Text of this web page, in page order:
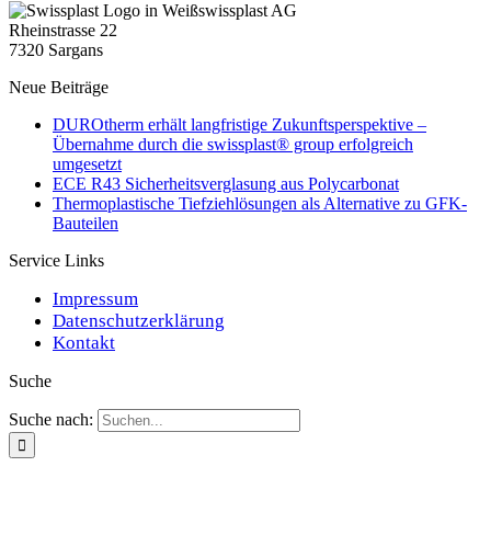
swissplast AG
Rheinstrasse 22
7320 Sargans
Neue Beiträge
DUROtherm erhält langfristige Zukunftsperspektive –
Übernahme durch die swissplast® group erfolgreich
umgesetzt
ECE R43 Sicherheitsverglasung aus Polycarbonat
Thermoplastische Tiefziehlösungen als Alternative zu GFK-
Bauteilen
Service Links
Impressum
Datenschutzerklärung
Kontakt
Suche
Suche nach: